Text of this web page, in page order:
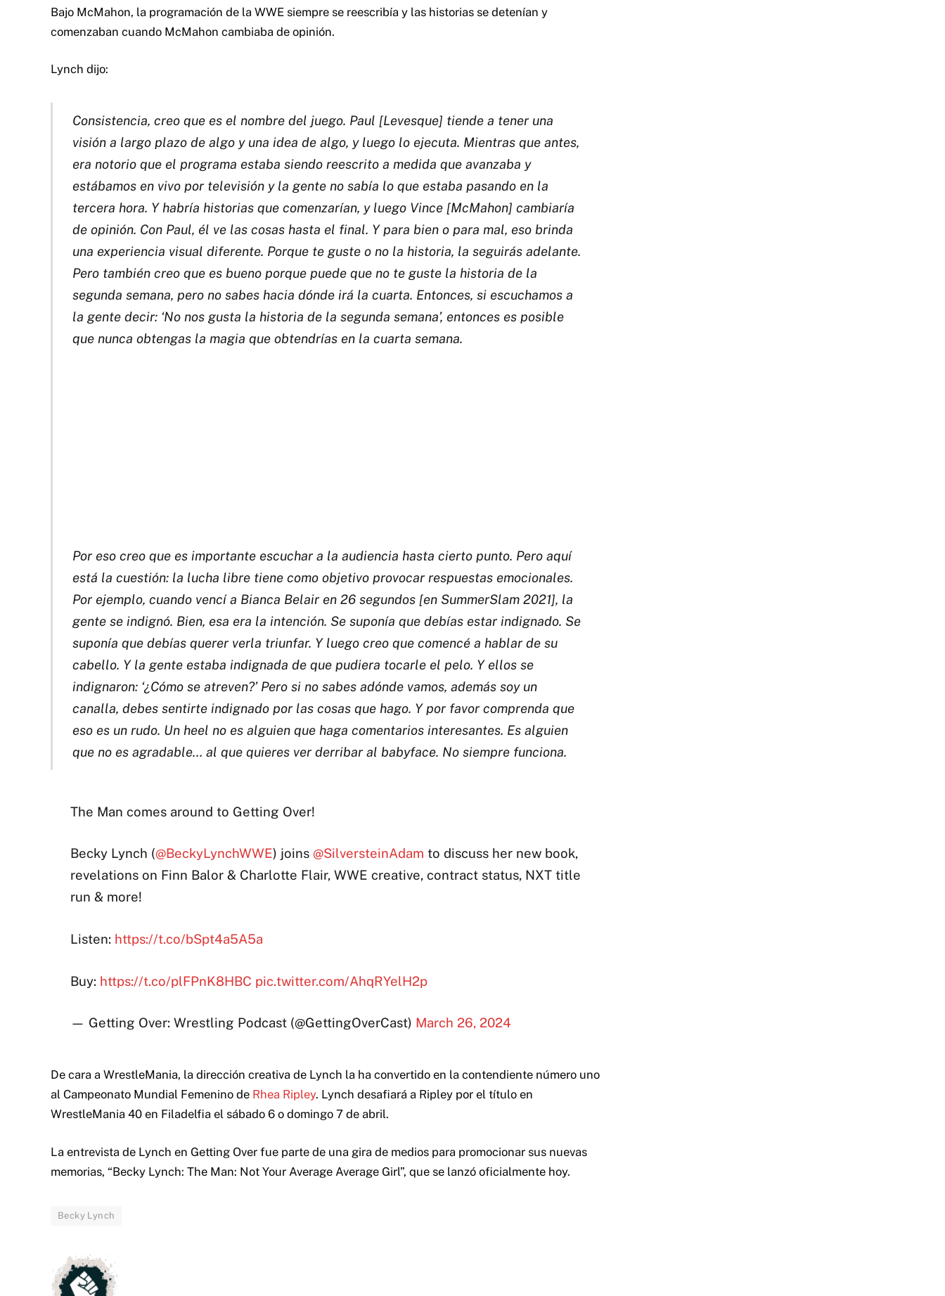
Bajo McMahon, la programación de la WWE siempre se reescribía y las historias se detenían y
comenzaban cuando McMahon cambiaba de opinión.
Lynch dijo:
Consistencia, creo que es el nombre del juego. Paul [Levesque] tiende a tener una
visión a largo plazo de algo y una idea de algo, y luego lo ejecuta. Mientras que antes,
era notorio que el programa estaba siendo reescrito a medida que avanzaba y
estábamos en vivo por televisión y la gente no sabía lo que estaba pasando en la
tercera hora. Y habría historias que comenzarían, y luego Vince [McMahon] cambiaría
de opinión. Con Paul, él ve las cosas hasta el final. Y para bien o para mal, eso brinda
una experiencia visual diferente. Porque te guste o no la historia, la seguirás adelante.
Pero también creo que es bueno porque puede que no te guste la historia de la
segunda semana, pero no sabes hacia dónde irá la cuarta. Entonces, si escuchamos a
la gente decir: ‘No nos gusta la historia de la segunda semana’, entonces es posible
que nunca obtengas la magia que obtendrías en la cuarta semana.
Por eso creo que es importante escuchar a la audiencia hasta cierto punto. Pero aquí
está la cuestión: la lucha libre tiene como objetivo provocar respuestas emocionales.
Por ejemplo, cuando vencí a Bianca Belair en 26 segundos [en SummerSlam 2021], la
gente se indignó. Bien, esa era la intención. Se suponía que debías estar indignado. Se
suponía que debías querer verla triunfar. Y luego creo que comencé a hablar de su
cabello. Y la gente estaba indignada de que pudiera tocarle el pelo. Y ellos se
indignaron: ‘¿Cómo se atreven?’ Pero si no sabes adónde vamos, además soy un
canalla, debes sentirte indignado por las cosas que hago. Y por favor comprenda que
eso es un rudo. Un heel no es alguien que haga comentarios interesantes. Es alguien
que no es agradable… al que quieres ver derribar al babyface. No siempre funciona.
The Man comes around to Getting Over!
Becky Lynch (@BeckyLynchWWE) joins @SilversteinAdam to discuss her new book,
revelations on Finn Balor & Charlotte Flair, WWE creative, contract status, NXT title
run & more!
Listen: https://t.co/bSpt4a5A5a
Buy: https://t.co/plFPnK8HBC pic.twitter.com/AhqRYelH2p
— Getting Over: Wrestling Podcast (@GettingOverCast) March 26, 2024
De cara a WrestleMania, la dirección creativa de Lynch la ha convertido en la contendiente número uno
al Campeonato Mundial Femenino de Rhea Ripley. Lynch desafiará a Ripley por el título en
WrestleMania 40 en Filadelfia el sábado 6 o domingo 7 de abril.
La entrevista de Lynch en Getting Over fue parte de una gira de medios para promocionar sus nuevas
memorias, “Becky Lynch: The Man: Not Your Average Average Girl”, que se lanzó oficialmente hoy.
Becky Lynch